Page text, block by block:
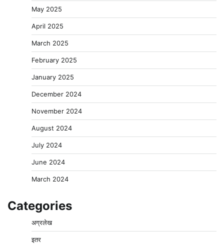
May 2025
April 2025
March 2025
February 2025
January 2025
December 2024
November 2024
August 2024
July 2024
June 2024
March 2024
Categories
अग्रलेख
इतर